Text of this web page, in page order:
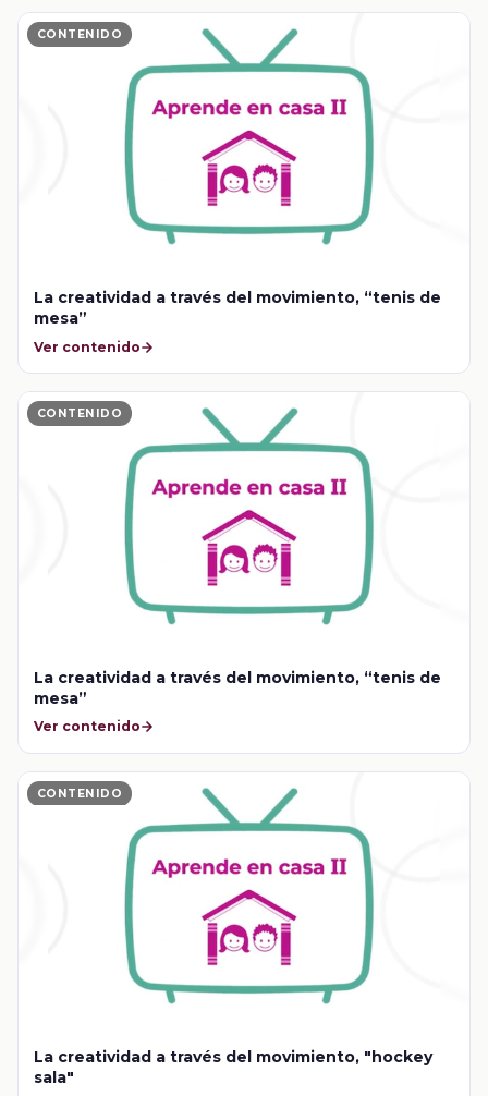
CONTENIDO
La creatividad a través del movimiento, “tenis de
mesa”
Ver contenido
CONTENIDO
La creatividad a través del movimiento, “tenis de
mesa”
Ver contenido
CONTENIDO
La creatividad a través del movimiento, "hockey
sala"